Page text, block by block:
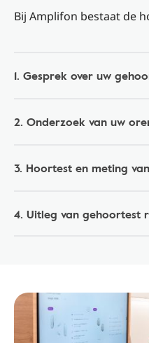
Bij Amplifon bestaat de
1. Gesprek over uw
2. Onderzoek van uw
3. Hoortest en meting
4. Uitleg van gehoortest